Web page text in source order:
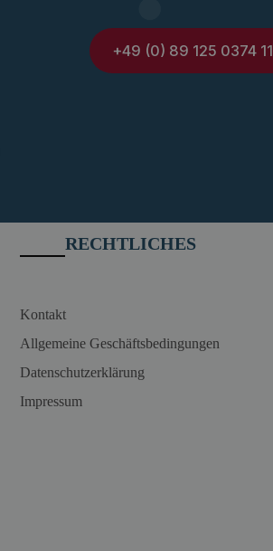
+49 (0) 89 125 0374 11
RECHTLICHES
Kontakt
Allgemeine Geschäftsbedingungen
Datenschutzerklärung
Impressum